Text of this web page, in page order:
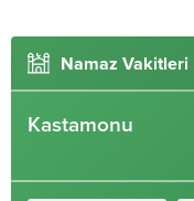
Namaz Vakitleri
Kastamonu